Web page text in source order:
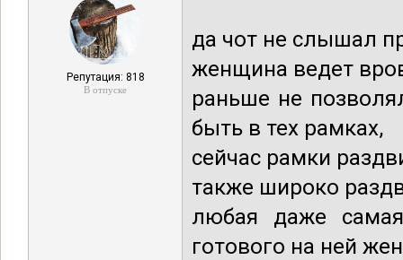
Репутация: 818
В отпуске
да чот не слышал
женщина ведет
раньше не
быть в тех рамках,
сейчас рамки
также широко
любая даже
готового на ней